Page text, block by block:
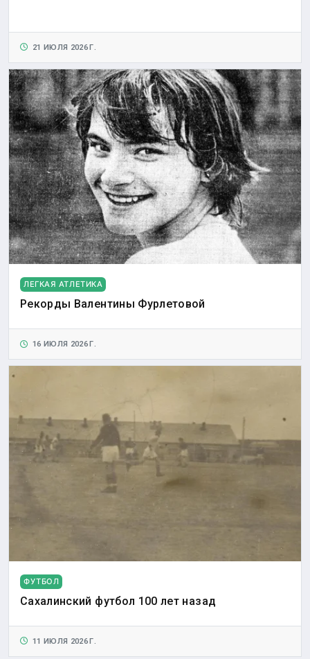
21 ИЮЛЯ 2026 Г.
ЛЕГКАЯ АТЛЕТИКА
Рекорды Валентины Фурлетовой
16 ИЮЛЯ 2026 Г.
ФУТБОЛ
Сахалинский футбол 100 лет назад
11 ИЮЛЯ 2026 Г.